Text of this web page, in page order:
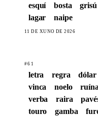
esquí
bosta grisú
lagar
naipe
11 DE XUÑO DE 2026
#61
letra regra dólar
vinca
noelo ruína
verba
raira
touro
gamba